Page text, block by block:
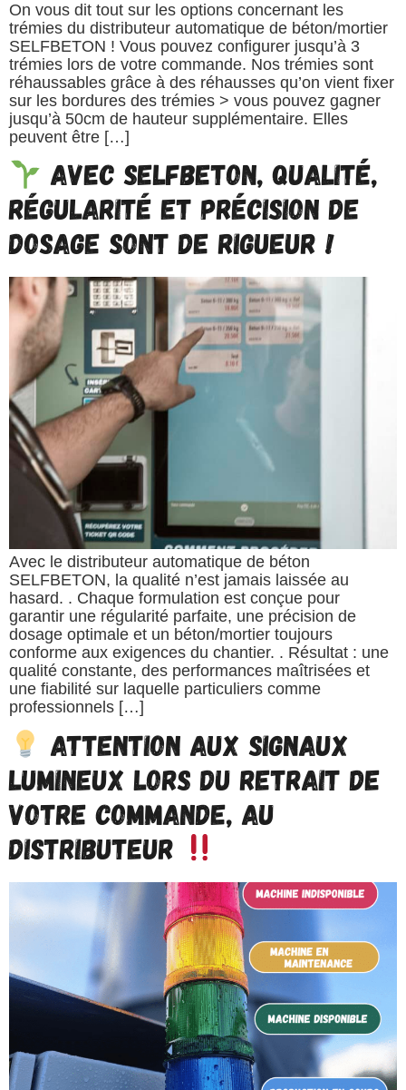
On vous dit tout sur les options concernant les
trémies du distributeur automatique de béton/mortier
SELFBETON ! Vous pouvez configurer jusqu’à 3
trémies lors de votre commande. Nos trémies sont
réhaussables grâce à des réhausses qu’on vient fixer
sur les bordures des trémies > vous pouvez gagner
jusqu’à 50cm de hauteur supplémentaire. Elles
peuvent être […]
Avec SELFBETON, Qualité,
Régularité et Précision de
dosage sont de rigueur !
Avec le distributeur automatique de béton
SELFBETON, la qualité n’est jamais laissée au
hasard. . Chaque formulation est conçue pour
garantir une régularité parfaite, une précision de
dosage optimale et un béton/mortier toujours
conforme aux exigences du chantier. . Résultat : une
qualité constante, des performances maîtrisées et
une fiabilité sur laquelle particuliers comme
professionnels […]
Attention aux signaux
lumineux lors du retrait de
votre commande, au
distributeur